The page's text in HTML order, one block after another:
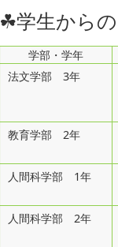
☘学生から
学部・学年
法文学部 3年
教育学部 2年
人間科学部 1年
人間科学部 2年